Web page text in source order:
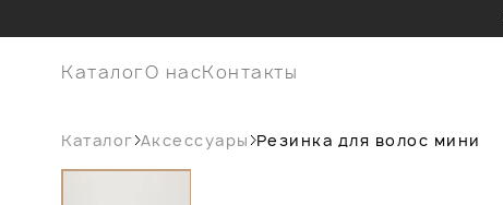
КаталогО насКонтакты
Каталог Аксессуары Резинка для волос мини